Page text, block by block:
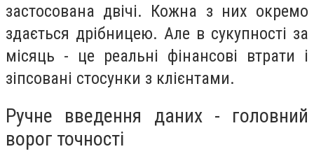
застосована двічі. Кожна з них окремо
здається дрібницею. Але в сукупності за
місяць - це реальні фінансові втрати і
зіпсовані стосунки з клієнтами.
Ручне введення даних - головний
ворог точності